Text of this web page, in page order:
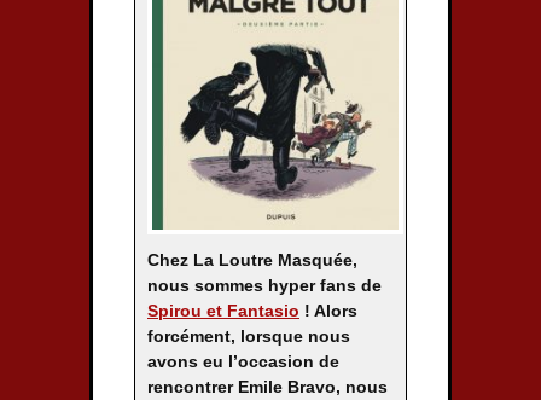
Chez La Loutre Masquée,
nous sommes hyper fans de
Spirou et Fantasio ! Alors
forcément, lorsque nous
avons eu l’occasion de
rencontrer Emile Bravo, nous